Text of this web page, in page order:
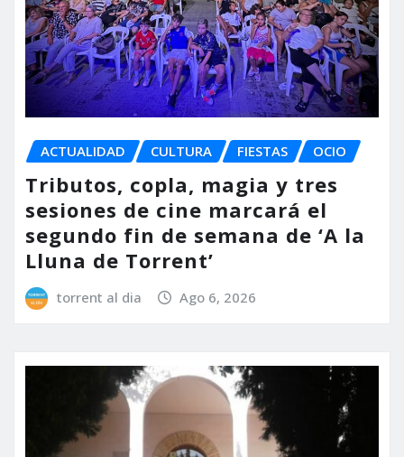
ACTUALIDAD CULTURA FIESTAS OCIO
Tributos, copla, magia y tres
sesiones de cine marcará el
segundo fin de semana de ‘A la
Lluna de Torrent’
torrent al dia Ago 6, 2026